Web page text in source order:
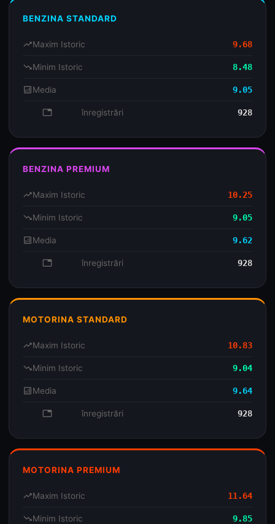
BENZINA STANDARD
trending_upMaxim Istoric 9.68
trending_downMinim Istoric 8.48
analyticsMedia 9.05
database înregistrări 928
BENZINA PREMIUM
trending_upMaxim Istoric 10.25
trending_downMinim Istoric 9.05
analyticsMedia 9.62
database înregistrări 928
MOTORINA STANDARD
trending_upMaxim Istoric 10.83
trending_downMinim Istoric 9.04
analyticsMedia 9.64
database înregistrări 928
MOTORINA PREMIUM
trending_upMaxim Istoric 11.64
trending_downMinim Istoric 9.85